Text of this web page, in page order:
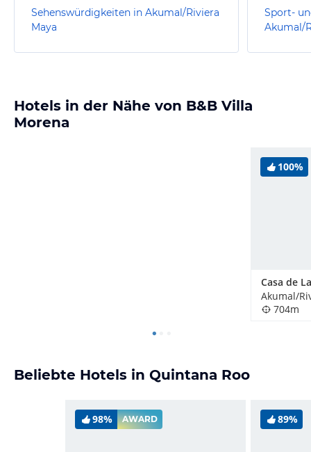
Sehenswürdigkeiten in Akumal/Riviera
Maya
Sport-
Akumal/
Hotels in der Nähe von B&B Villa
Morena
100%
Akumal/
704m
Beliebte Hotels in Quintana Roo
98% AWARD 89%